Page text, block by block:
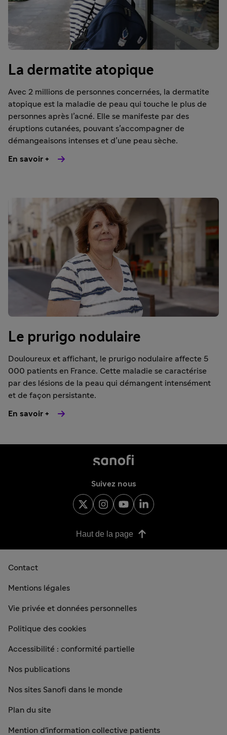
La dermatite atopique
Avec 2 millions de personnes concernées, la dermatite
atopique est la maladie de peau qui touche le plus de
personnes après l’acné. Elle se manifeste par des
éruptions cutanées, pouvant s’accompagner de
démangeaisons intenses et d’une peau sèche.
En savoir +
Le prurigo nodulaire
Douloureux et affichant, le prurigo nodulaire affecte 5
000 patients en France. Cette maladie se caractérise
par des lésions de la peau qui démangent intensément
et de façon persistante.
En savoir +
Suivez nous
Haut de la page
Contact
Mentions légales
Vie privée et données personnelles
Politique des cookies
Accessibilité : conformité partielle
Nos publications
Nos sites Sanofi dans le monde
Plan du site
Mention d'information collective patients